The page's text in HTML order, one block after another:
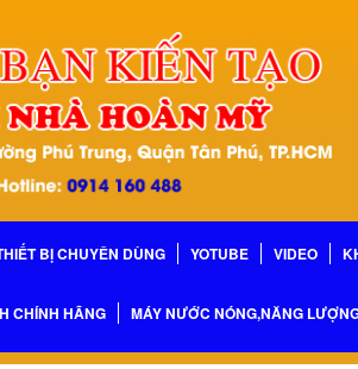
BỊ CHUYÊN DÙNG YOTUBE VIDEO
CHÍNH HÃNG MÁY NƯỚC NÓNG,NĂNG